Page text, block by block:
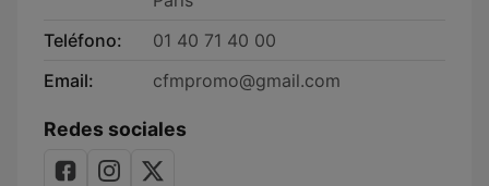
Teléfono:
01 40 71 40 00
Email:
cfmpromo@gmail.com
Redes sociales